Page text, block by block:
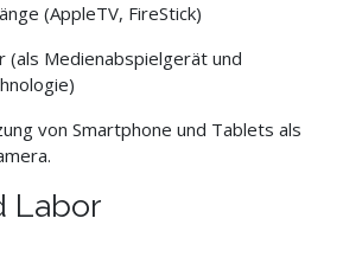
(AppleTV, FireStick)
(als Medienabspielgerät und
von Smartphone und Tablets als
Labor